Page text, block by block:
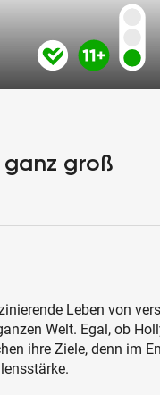
groß
Leben von
Welt. Egal, ob
ihre Ziele, denn im